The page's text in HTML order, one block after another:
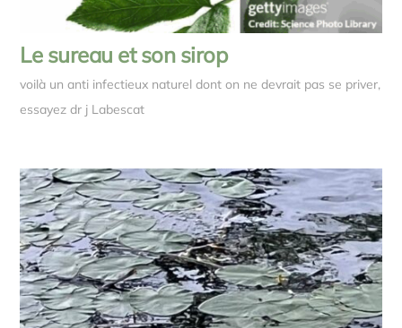
Le sureau et son sirop
voilà un anti infectieux naturel dont on ne devrait pas se priver,
essayez dr j Labescat